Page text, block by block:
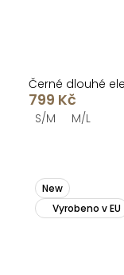
Černé dlouhé
799 Kč
S/M M/L
New
Vyrobeno v EU